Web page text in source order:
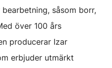
såsom borr,
över 100 års
producerar Izar
erbjuder utmärkt